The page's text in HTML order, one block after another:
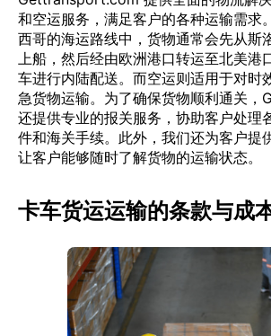
和空运服务，满足客户的各种运输需求
西哥的海运路线中，货物通常会先从斯
上船，然后经由欧洲港口转运至北美港
车进行内陆配送。而空运则适用于对时
急货物运输。为了确保货物顺利通关
还提供专业的报关服务，协助客户处理
件和海关手续。此外，我们还为客户提
让客户能够随时了解货物的运输状态。
卡车货运运输的条款与成